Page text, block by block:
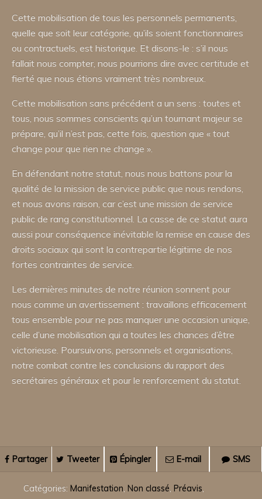
Cette mobilisation de tous les personnels permanents,
quelle que soit leur catégorie, qu’ils soient fonctionnaires
ou contractuels, est historique. Et disons-le : s’il nous
fallait nous compter, nous pourrions dire avec certitude et
fierté que nous étions vraiment très nombreux.
Cette mobilisation sans précédent a un sens : toutes et
tous, nous sommes conscients qu’un tournant majeur se
prépare, qu’il n’est pas, cette fois, question que « tout
change pour que rien ne change ».
En défendant notre statut, nous nous battons pour la
qualité de la mission de service public que nous rendons,
et nous avons raison, car c’est une mission de service
public de rang constitutionnel. La casse de ce statut aura
aussi pour conséquence inévitable la remise en cause des
droits sociaux qui sont la contrepartie légitime de nos
fortes contraintes de service.
Les dernières minutes de notre réunion sonnent pour
nous comme un avertissement : travaillons efficacement
tous ensemble pour ne pas manquer une occasion unique,
celle d’une mobilisation qui a toutes les chances d’être
victorieuse. Poursuivons, personnels et organisations,
notre combat contre les conclusions du rapport des
secrétaires généraux et pour le renforcement du statut.
Partager Tweeter Épingler E-mail SMS
Catégories: Manifestation, Non classé, Préavis,